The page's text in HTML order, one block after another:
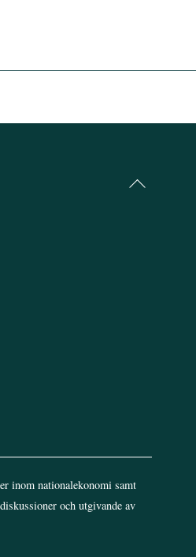
Back
inom nationalekonomi samt
och utgivande av